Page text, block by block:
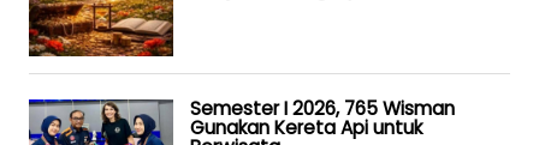
Semester I 2026, 765 Wisman
Gunakan Kereta Api untuk